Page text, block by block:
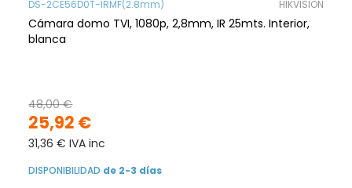
DS-2CE56D0T-IRMF(2.8mm) HIKVISION
Cámara domo TVI, 1080p, 2,8mm, IR 25mts. Interior,
blanca
25,92 €
48,00 €
31,36 € IVA inc
DISPONIBILIDAD de 2-3 días